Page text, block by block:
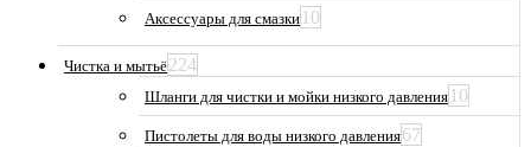
Аксессуары для смазки 10
Чистка и мытьё224
Шланги для чистки и мойки низкого давления 10
Пистолеты для воды низкого давления67